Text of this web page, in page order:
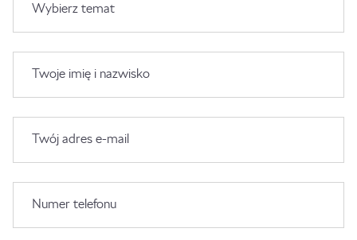
Wybierz temat
Twoje imię i nazwisko
Twój adres e-mail
Numer telefonu